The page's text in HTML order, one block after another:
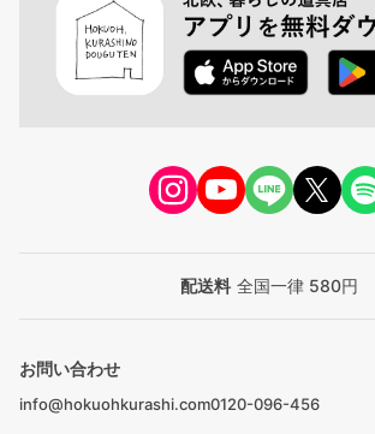
配送料 全国一律 580円
お問い合わせ
info@hokuohkurashi.com0120-096-456